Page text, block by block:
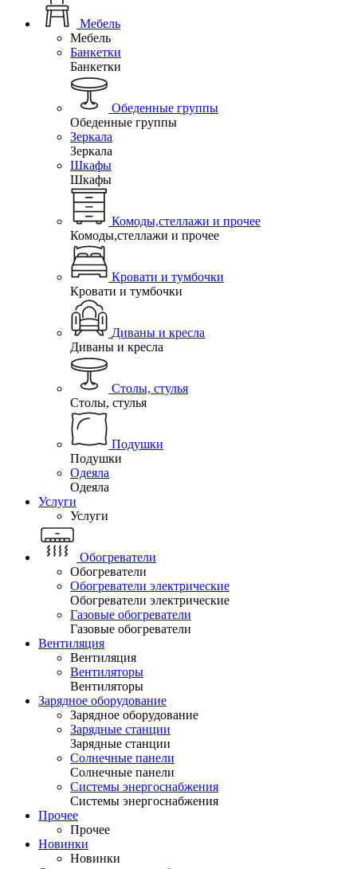
Мебель
Мебель
Банкетки
Банкетки
Обеденные группы
Обеденные группы
Зеркала
Зеркала
Шкафы
Шкафы
Комоды,стеллажи и прочее
Комоды,стеллажи и прочее
Кровати и тумбочки
Кровати и тумбочки
Диваны и кресла
Диваны и кресла
Столы, стулья
Столы, стулья
Подушки
Подушки
Одеяла
Одеяла
Услуги
Услуги
Обогреватели
Обогреватели
Обогреватели электрические
Обогреватели электрические
Газовые обогреватели
Газовые обогреватели
Вентиляция
Вентиляция
Вентиляторы
Вентиляторы
Зарядное оборудование
Зарядное оборудование
Зарядные станции
Зарядные станции
Солнечные панели
Солнечные панели
Системы энергоснабжения
Системы энергоснабжения
Прочее
Прочее
Новинки
Новинки